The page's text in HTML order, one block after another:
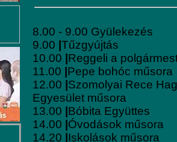
8.00 - 9.00 Gyülekezés
9.00 Tűzgyújtás
10.00 Reggeli a
11.00 Pepe bohóc műsora
12.00 Szomolyai Rece
Egyesület műsora
13.00 Bóbita Együttes
14.00 Óvodások műsora
14.20 Iskolások műsora